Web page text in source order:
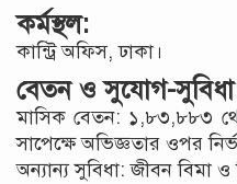
কর্মস্থল:
কান্ট্রি অফিস, ঢাকা।
বেতন ও সুযোগ-
মাসিক বেতন: ১,৮৩,৮৮৩
সাপেক্ষে অভিজ্ঞতার ওপর
অন্যান্য সুবিধা: জীবন বিমা ও